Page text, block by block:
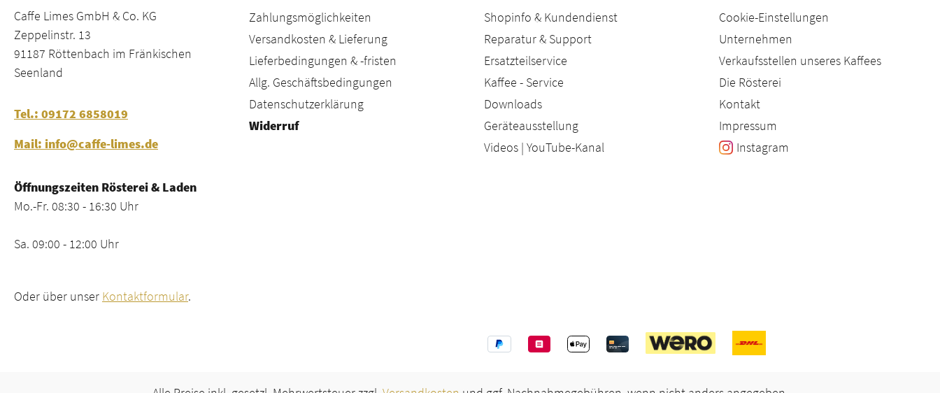
Caffe Limes GmbH & Co. KG
Zeppelinstr. 13
91187 Röttenbach im Fränkischen
Seenland
Tel.: 09172 6858019
Mail: info@caffe-limes.de
Öffnungszeiten Rösterei & Laden
Mo.-Fr. 08:30 - 16:30 Uhr
Sa. 09:00 - 12:00 Uhr
Oder über unser Kontaktformular.
Zahlungsmöglichkeiten
Versandkosten & Lieferung
Lieferbedingungen & -fristen
Allg. Geschäftsbedingungen
Datenschutzerklärung
Widerruf
Shopinfo & Kundendienst
Reparatur & Support
Ersatzteilservice
Kaffee - Service
Downloads
Geräteausstellung
Videos | YouTube-Kanal
Cookie-Einstellungen
Unternehmen
Verkaufsstellen unseres Kaffees
Die Rösterei
Kontakt
Impressum
Instagram